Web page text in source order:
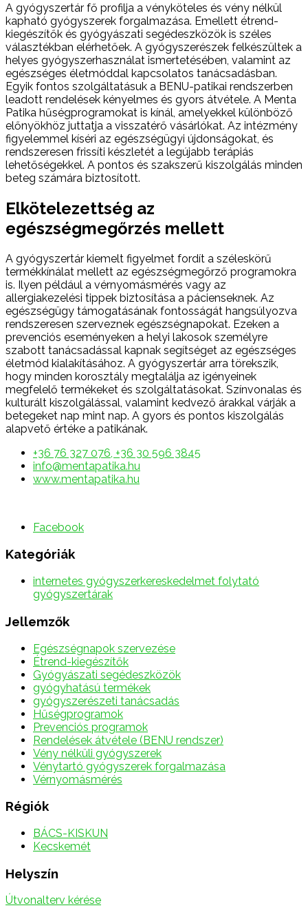
A gyógyszertár fő profilja a vényköteles és vény nélkül
kapható gyógyszerek forgalmazása. Emellett étrend-
kiegészítők és gyógyászati segédeszközök is széles
választékban elérhetőek. A gyógyszerészek felkészültek a
helyes gyógyszerhasználat ismertetésében, valamint az
egészséges életmóddal kapcsolatos tanácsadásban.
Egyik fontos szolgáltatásuk a BENU-patikai rendszerben
leadott rendelések kényelmes és gyors átvétele. A Menta
Patika hűségprogramokat is kínál, amelyekkel különböző
előnyökhöz juttatja a visszatérő vásárlókat. Az intézmény
figyelemmel kíséri az egészségügyi újdonságokat, és
rendszeresen frissíti készletét a legújabb terápiás
lehetőségekkel. A pontos és szakszerű kiszolgálás minden
beteg számára biztosított.
Elkötelezettség az
egészségmegőrzés mellett
A gyógyszertár kiemelt figyelmet fordít a széleskörű
termékkínálat mellett az egészségmegőrző programokra
is. Ilyen például a vérnyomásmérés vagy az
allergiakezelési tippek biztosítása a pácienseknek. Az
egészségügy támogatásának fontosságát hangsúlyozva
rendszeresen szerveznek egészségnapokat. Ezeken a
prevenciós eseményeken a helyi lakosok személyre
szabott tanácsadással kapnak segítséget az egészséges
életmód kialakításához. A gyógyszertár arra törekszik,
hogy minden korosztály megtalálja az igényeinek
megfelelő termékeket és szolgáltatásokat. Színvonalas és
kulturált kiszolgálással, valamint kedvező árakkal várják a
betegeket nap mint nap. A gyors és pontos kiszolgálás
alapvető értéke a patikának.
+36 76 327 076, +36 30 596 3845
info@mentapatika.hu
www.mentapatika.hu
Facebook
Kategóriák
internetes gyógyszerkereskedelmet folytató
gyógyszertárak
Jellemzők
Egészségnapok szervezése
Étrend-kiegészítők
Gyógyászati segédeszközök
gyógyhatású termékek
gyógyszerészeti tanácsadás
Hűségprogramok
Prevenciós programok
Rendelések átvétele (BENU rendszer)
Vény nélküli gyógyszerek
Vénytartó gyógyszerek forgalmazása
Vérnyomásmérés
Régiók
BÁCS-KISKUN
Kecskemét
Helyszín
Útvonalterv kérése